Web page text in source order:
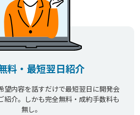
料・最短翌日紹介
望内容を話すだけで最短翌日に開発会
紹介。しかも完全無料・成約手数料も
無し。